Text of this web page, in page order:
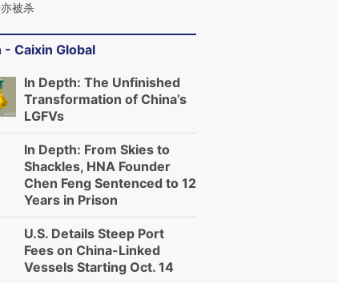
被杀
- Caixin Global
In Depth: The Unfinished
Transformation of China’s
LGFVs
In Depth: From Skies to
Shackles, HNA Founder
Chen Feng Sentenced to 12
Years in Prison
U.S. Details Steep Port
Fees on China-Linked
Vessels Starting Oct. 14